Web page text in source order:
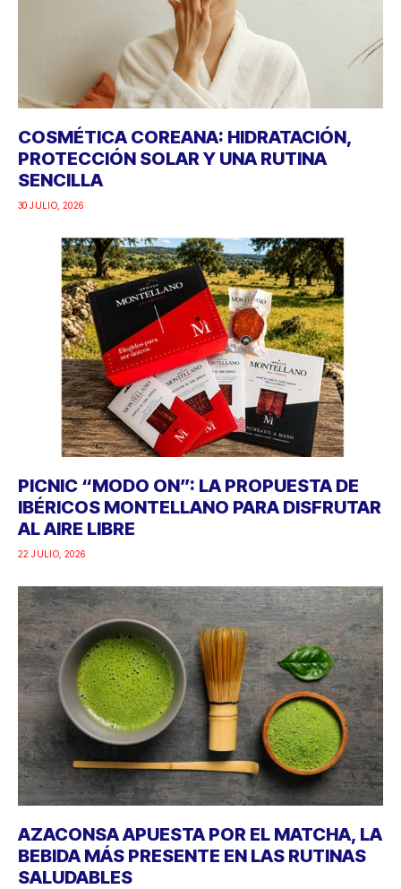
COSMÉTICA COREANA: HIDRATACIÓN,
PROTECCIÓN SOLAR Y UNA RUTINA
SENCILLA
30 JULIO, 2026
PICNIC “MODO ON”: LA PROPUESTA DE
IBÉRICOS MONTELLANO PARA DISFRUTAR
AL AIRE LIBRE
22 JULIO, 2026
AZACONSA APUESTA POR EL MATCHA, LA
BEBIDA MÁS PRESENTE EN LAS RUTINAS
SALUDABLES